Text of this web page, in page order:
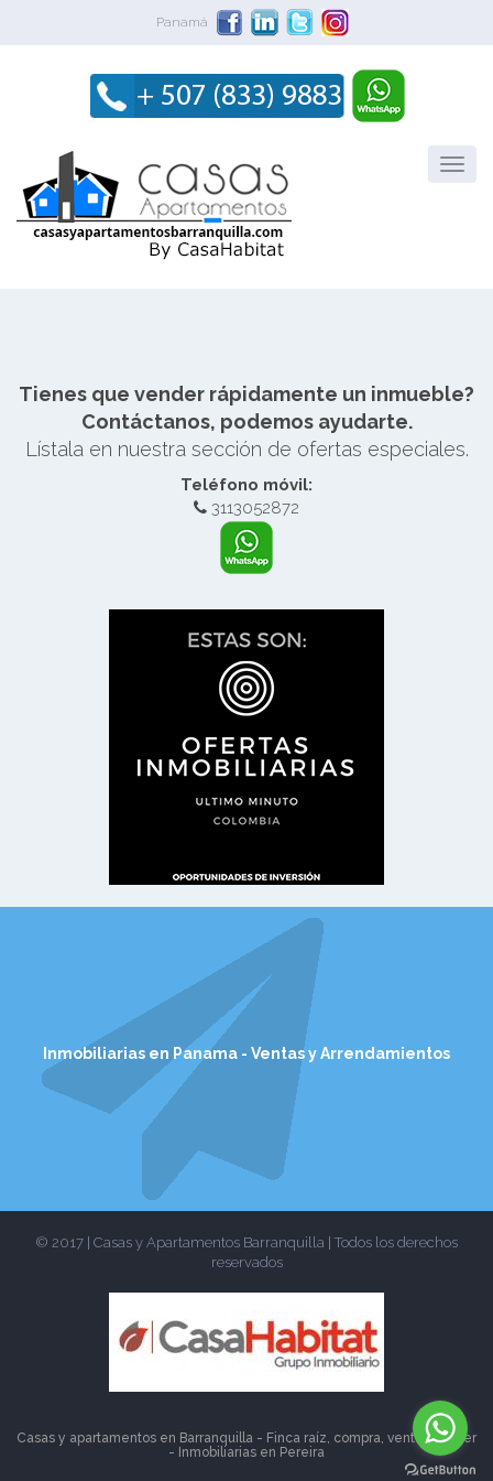
Panamá
Tienes que vender rápidamente un inmueble?
Contáctanos, podemos ayudarte.
Lístala en nuestra sección de ofertas especiales.
Teléfono móvil:
3113052872
Inmobiliarias en Panama - Ventas y Arrendamientos
© 2017 | Casas y Apartamentos Barranquilla | Todos los derechos
reservados
Casas y apartamentos en Barranquilla - Finca raíz, compra, venta, alquiler
- Inmobiliarias en Pereira